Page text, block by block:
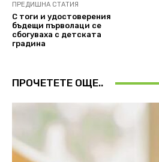
ПРЕДИШНА СТАТИЯ
С тоги и удостоверения
бъдещи първолаци се
сбогуваха с детската
градина
ПРОЧЕТЕТЕ ОЩЕ..